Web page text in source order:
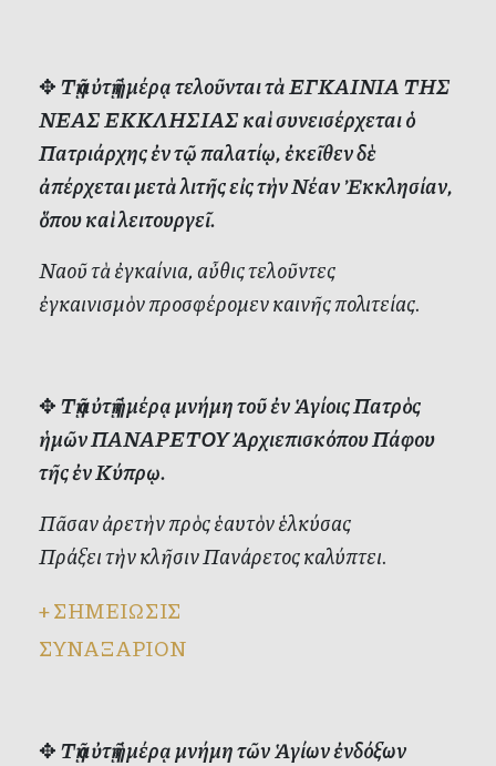
✥Τῇ αὐτῇ ἡμέρᾳ τελοῦνται τὰ ΕΓΚΑΙΝΙΑ ΤΗΣ
ΝΕΑΣ ΕΚΚΛΗΣΙΑΣ καὶ συνεισέρχεται ὁ
Πατριάρχης ἐν τῷ παλατίῳ, ἐκεῖθεν δὲ
ἀπέρχεται μετὰ λιτῆς εἰς τὴν Νέαν Ἐκκλησίαν,
ὅπου καὶ λειτουργεῖ.
Ναοῦ τὰ ἐγκαίνια, αὖθις τελοῦντες
ἐγκαινισμὸν προσφέρομεν καινῆς πολιτείας.
✥Τῇ αὐτῇ ἡμέρᾳ μνήμη τοῦ ἐν Ἁγίοις Πατρὸς
ἡμῶν ΠΑΝΑΡΕΤΟΥ Ἀρχιεπισκόπου Πάφου
τῆς ἐν Κύπρῳ.
Πᾶσαν ἀρετὴν πρὸς ἑαυτὸν ἑλκύσας
Πράξει τὴν κλῆσιν Πανάρετος καλύπτει.
+ΣΗΜΕΙΩΣΙΣ
ΣΥΝΑΞΑΡΙΟΝ
✥Τῇ αὐτῇ ἡμέρᾳ μνήμη τῶν Ἁγίων ἐνδόξων